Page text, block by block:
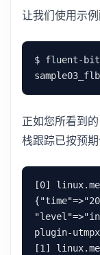
让我们使用示
$ fluent-
正如您所看到
栈跟踪已按预
[0]
plugin-
[1]